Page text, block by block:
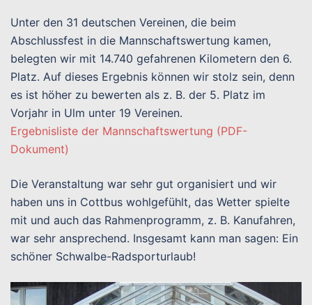
Unter den 31 deutschen Vereinen, die beim
Abschlussfest in die Mannschaftswertung kamen,
belegten wir mit 14.740 gefahrenen Kilometern den 6.
Platz. Auf dieses Ergebnis können wir stolz sein, denn
es ist höher zu bewerten als z. B. der 5. Platz im
Vorjahr in Ulm unter 19 Vereinen.
Ergebnisliste der Mannschaftswertung (PDF-
Dokument)
Die Veranstaltung war sehr gut organisiert und wir
haben uns in Cottbus wohlgefühlt, das Wetter spielte
mit und auch das Rahmenprogramm, z. B. Kanufahren,
war sehr ansprechend. Insgesamt kann man sagen: Ein
schöner Schwalbe-Radsporturlaub!